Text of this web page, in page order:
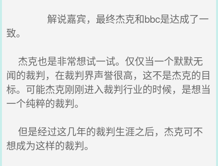
解说嘉宾，最终杰克和bbc是达成了一
致。
杰克也是非常想试一试。仅仅当一个默默无
闻的裁判，在裁判界声誉很高，这不是杰克的目
标。可能杰克刚刚进入裁判行业的时候，是想当
一个纯粹的裁判。
但是经过这几年的裁判生涯之后，杰克可不
想成为这样的裁判。